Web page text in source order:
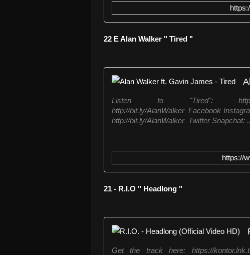
22 E Alan Walker " Tired "
Listen to "Tired": https://
http://bit.ly/AlanWalker_Facebook
http://bit.ly/AlanWalker_Twitter Snapchat:
https://
21 - R.I.O " Headlong "
Get the track here: https://